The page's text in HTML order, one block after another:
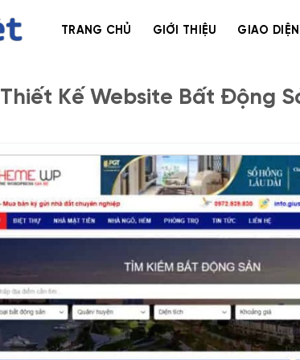
TRANG CHỦ GIỚI THIỆU GIAO
Thiết Kế Website Bất Động